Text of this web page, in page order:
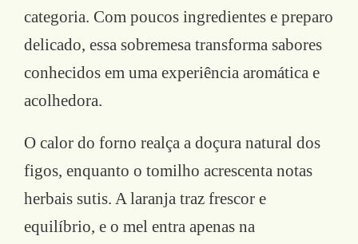
categoria. Com poucos ingredientes e preparo
delicado, essa sobremesa transforma sabores
conhecidos em uma experiência aromática e
acolhedora.
O calor do forno realça a doçura natural dos
figos, enquanto o tomilho acrescenta notas
herbais sutis. A laranja traz frescor e
equilíbrio, e o mel entra apenas na